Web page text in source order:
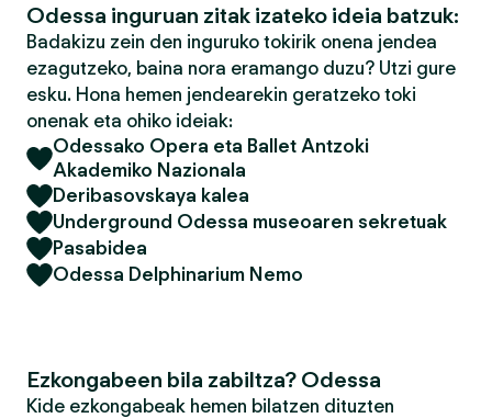
Odessa inguruan zitak izateko ideia batzuk:
Badakizu zein den inguruko tokirik onena jendea
ezagutzeko, baina nora eramango duzu? Utzi gure
esku. Hona hemen jendearekin geratzeko toki
onenak eta ohiko ideiak:
Odessako Opera eta Ballet Antzoki
Akademiko Nazionala
Deribasovskaya kalea
Underground Odessa museoaren sekretuak
Pasabidea
Odessa Delphinarium Nemo
Ezkongabeen bila zabiltza? Odessa
Kide ezkongabeak hemen bilatzen dituzten